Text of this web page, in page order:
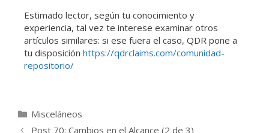
Estimado lector, según tu conocimiento y
experiencia, tal vez te interese examinar otros
artículos similares: si ese fuera el caso, QDR pone a
tu disposición https://qdrclaims.com/comunidad-
repositorio/
Misceláneos
Post 70: Cambios en el Alcance (2 de 3)